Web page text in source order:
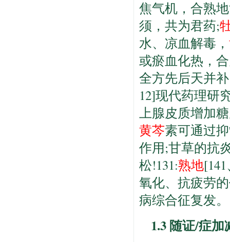
焦气机，合熟
须，共为君药;
水、凉血解毒，
或瘀血化热，
全方先后天并
12]现代药理研
上腺皮质增加
黄芩素可通过
作用;甘草的抗
松!131:熟地
氧化、抗疲劳
病综合征复发。
1.3 随证/症